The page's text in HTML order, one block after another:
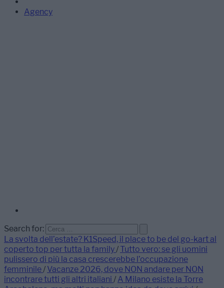
Agency
Search for:
La svolta dell’estate? K1Speed, il place to be del go-kart al
coperto top per tutta la family/ Tutto vero: se gli uomini
pulissero di più la casa crescerebbe l’occupazione
femminile/ Vacanze 2026, dove NON andare per NON
incontrare tutti gli altri italiani / A Milano esiste la Torre